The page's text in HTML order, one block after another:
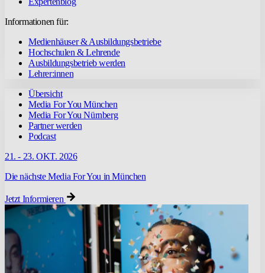
Informationen für:
Medienhäuser & Ausbildungsbetriebe
Hochschulen & Lehrende
Ausbildungsbetrieb werden
Lehrer:innen
Übersicht
Media For You München
Media For You Nürnberg
Partner werden
Podcast
21. - 23. OKT. 2026
Die nächste Media For You in München
Jetzt Informieren